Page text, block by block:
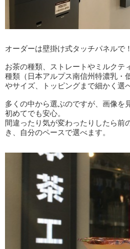
オーダーは壁掛け式タッチパネルで！
お茶の種類、ストレートやミルクテ
種類（日本アルプス南信州特濃乳・
やサイズ、トッピングまで細かく選
多くの中から選ぶのですが、画像を
初めてでも安心。
間違ったり気が変わったりしたら前
き、自分のペースで選べます。